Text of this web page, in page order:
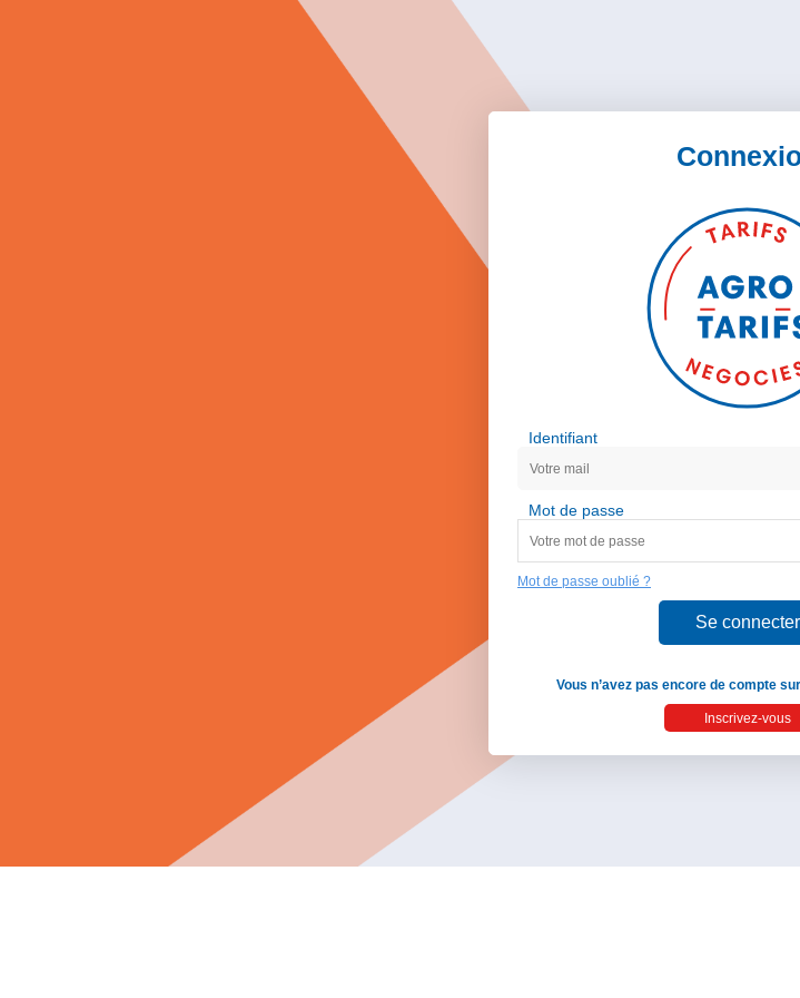
Identifiant
Mot de passe
Mot de passe oublié ?
Vous n’avez pas encore de compte